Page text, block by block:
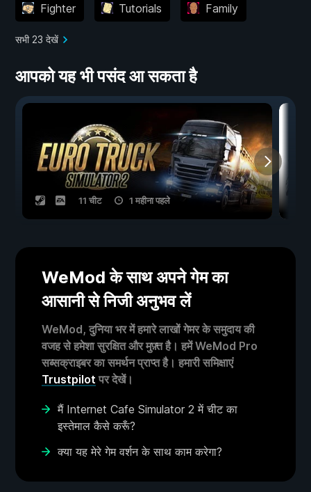
Fighter Tutorials Family
सभी 23 देखें
आपको यह भी पसंद आ सकता है
11 चीट 1 महीना पहले
WeMod के साथ अपने गेम का
आसानी से निजी अनुभव लें
WeMod, दुनिया भर में हमारे लाखों गेमर के समुदाय की
वजह से हमेशा सुरक्षित और मुफ़्त है। हमें WeMod Pro
सब्सक्राइबर का समर्थन प्राप्त है। हमारी समिक्षाएं
Trustpilot पर देखें।
मैं Internet Cafe Simulator 2 में चीट का
इस्तेमाल कैसे करूँ?
क्या यह मेरे गेम वर्शन के साथ काम करेगा?